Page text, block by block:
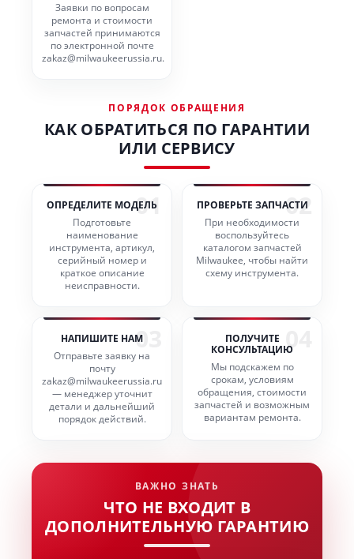
Заявки по вопросам
ремонта и стоимости
запчастей принимаются
по электронной почте
zakaz@milwaukeerussia.ru.
ПОРЯДОК ОБРАЩЕНИЯ
КАК ОБРАТИТЬСЯ ПО ГАРАНТИИ
ИЛИ СЕРВИСУ
01
ОПРЕДЕЛИТЕ МОДЕЛЬ
Подготовьте
наименование
инструмента, артикул,
серийный номер и
краткое описание
неисправности.
02
ПРОВЕРЬТЕ ЗАПЧАСТИ
При необходимости
воспользуйтесь
каталогом запчастей
Milwaukee, чтобы найти
схему инструмента.
03
НАПИШИТЕ НАМ
Отправьте заявку на
почту
zakaz@milwaukeerussia.ru
— менеджер уточнит
детали и дальнейший
порядок действий.
04
ПОЛУЧИТЕ
КОНСУЛЬТАЦИЮ
Мы подскажем по
срокам, условиям
обращения, стоимости
запчастей и возможным
вариантам ремонта.
ВАЖНО ЗНАТЬ
ЧТО НЕ ВХОДИТ В
ДОПОЛНИТЕЛЬНУЮ ГАРАНТИЮ